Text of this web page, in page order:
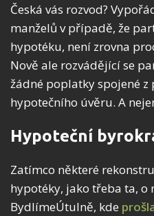
Česká vás rozvod?
manželů v případě, že
hypotéku, není zrovna
Nově ale rozvádějící se
žádné poplatky spojené
hypotečního úvěru. A
Hypoteční
Zatímco některé
hypotéky, jako třeba ta, o
BydlímeÚtulně, kde